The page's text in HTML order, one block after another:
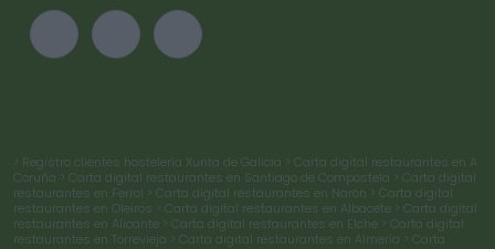
> Registro clientes hostelería Xunta de Galicia > Carta digital restaurantes en A
Coruña > Carta digital restaurantes en Santiago de Compostela > Carta digital
restaurantes en Ferrol > Carta digital restaurantes en Narón > Carta digital
restaurantes en Oleiros > Carta digital restaurantes en Albacete > Carta digital
restaurantes en Alicante > Carta digital restaurantes en Elche > Carta digital
restaurantes en Torrevieja > Carta digital restaurantes en Almería > Carta